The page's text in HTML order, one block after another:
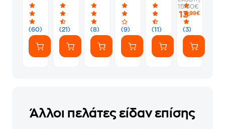
Επιλογή
(60)
Smurfs
Στρουμφάκια
5.5
cm
-
Τυχαία
Επιλογή
Σχεδίου
(21)
1
Τμχ
-
Τυχαία
Επιλογή
Σχεδίου
(8)
Σπιτάκι
-
Τυχαία
Επιλογή
Σχεδίου
(9) (11) (3)
15.50€
13,99€
Άλλοι πελάτες είδαν επίσης